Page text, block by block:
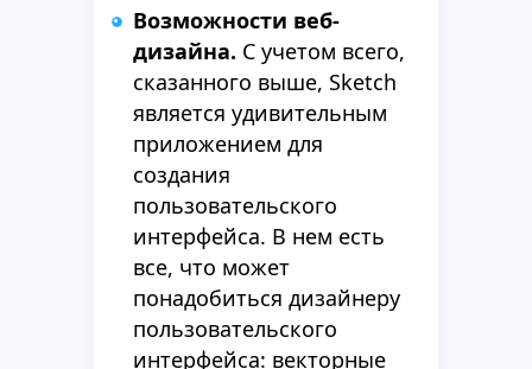
Возможности веб-
дизайна. С учетом всего,
сказанного выше, Sketch
является удивительным
приложением для
создания
пользовательского
интерфейса. В нем есть
все, что может
понадобиться дизайнеру
пользовательского
интерфейса: векторные